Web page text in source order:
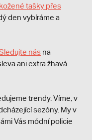
kožené tašky přes
den vybíráme a
ledujte nás na
ani extra žhavá
trendy. Víme, v
sezóny. My v
Vás módní policie